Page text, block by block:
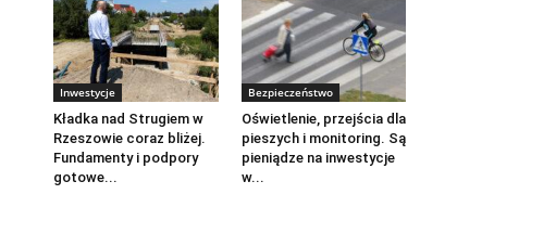
Inwestycje
Kładka nad Strugiem w
Rzeszowie coraz bliżej.
Fundamenty i podpory
gotowe...
Bezpieczeństwo
Oświetlenie, przejścia dla
pieszych i monitoring. Są
pieniądze na inwestycje
w...